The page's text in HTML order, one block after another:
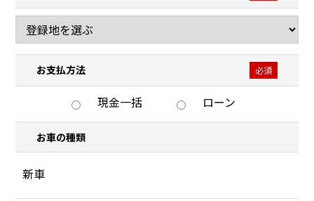
必須
お支払方法
現金一括 ローン
お車の種類